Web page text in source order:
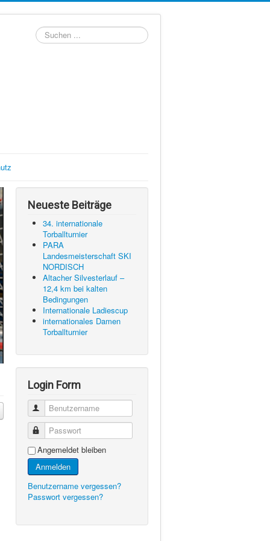
Suchen
...
Neueste Beiträge
34. internationale
Torballturnier
PARA
Landesmeisterschaft SKI
NORDISCH
Altacher Silvesterlauf –
12,4 km bei kalten
Bedingungen
Internationale Ladiescup
internationales Damen
Torballturnier
Login Form
Benutzername
Passwort
Angemeldet bleiben
Anmelden
Benutzername vergessen?
Passwort vergessen?